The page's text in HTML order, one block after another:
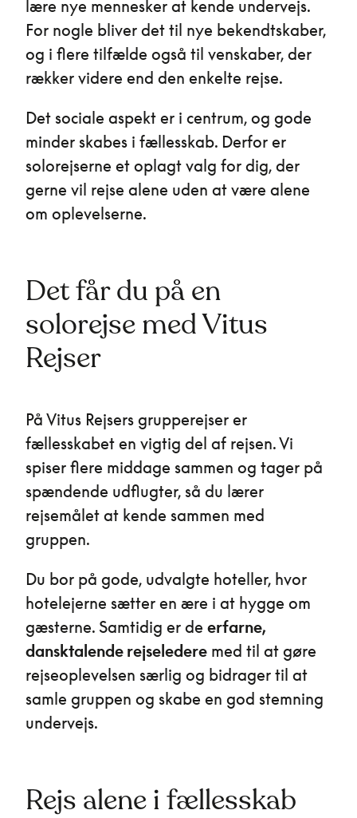
lære nye mennesker at kende undervejs.
For nogle bliver det til nye bekendtskaber,
og i flere tilfælde også til venskaber, der
rækker videre end den enkelte rejse.
Det sociale aspekt er i centrum, og gode
minder skabes i fællesskab. Derfor er
solorejserne et oplagt valg for dig, der
gerne vil rejse alene uden at være alene
om oplevelserne.
Det får du på en
solorejse med Vitus
Rejser
På Vitus Rejsers grupperejser er
fællesskabet en vigtig del af rejsen. Vi
spiser flere middage sammen og tager på
spændende udflugter, så du lærer
rejsemålet at kende sammen med
gruppen.
Du bor på gode, udvalgte hoteller, hvor
hotelejerne sætter en ære i at hygge om
gæsterne. Samtidig er de erfarne,
dansktalende rejseledere med til at gøre
rejseoplevelsen særlig og bidrager til at
samle gruppen og skabe en god stemning
undervejs.
Rejs alene i fællesskab